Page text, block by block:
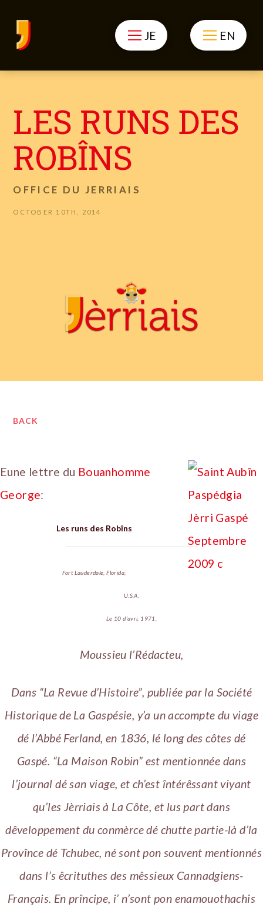
JE EN
LES RUNS DES
ROBÎNS
OFFICE DU JERRIAIS
OCTOBER 10TH, 2014
BACK
Eune lettre du Bouanhomme
George:
Les runs des Robîns
Fort Lauderdale, Florida,
U.S.A.
Le 10 d’avri, 1971.
Moussieu l’Rédacteu,
Dans “La Revue d’Histoire”, publiée par la Société
Historique de La Gaspésie, y’a un accompte du viage
dé l’Abbé Ferland, en 1836, lé long des côtes dé
Gaspé. “La Maison Robin” est mentionnée dans
l’journal dé san viage, et ch’est întérêssant viyant
qu’les Jèrriais à La Côte, et lus part dans
dêveloppement du conmèrce dé chutte partie-là d’la
Provînce dé Tchubec, né sont pon souvent mentionnés
dans l’s êcrituthes des mêssieux Cannadgiens-
Français. En prîncipe, i’ n’sont pon enamouothachis